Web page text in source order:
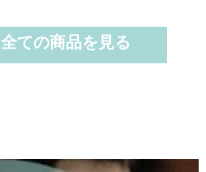
全ての商品を見る